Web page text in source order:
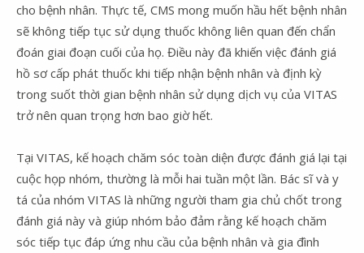
cho bệnh nhân. Thực tế, CMS mong muốn hầu hết bệnh nhân
sẽ không tiếp tục sử dụng thuốc không liên quan đến chẩn
đoán giai đoạn cuối của họ. Điều này đã khiến việc đánh giá
hồ sơ cấp phát thuốc khi tiếp nhận bệnh nhân và định kỳ
trong suốt thời gian bệnh nhân sử dụng dịch vụ của VITAS
trở nên quan trọng hơn bao giờ hết.
Tại VITAS, kế hoạch chăm sóc toàn diện được đánh giá lại tại
cuộc họp nhóm, thường là mỗi hai tuần một lần. Bác sĩ và y
tá của nhóm VITAS là những người tham gia chủ chốt trong
đánh giá này và giúp nhóm bảo đảm rằng kế hoạch chăm
sóc tiếp tục đáp ứng nhu cầu của bệnh nhân và gia đình